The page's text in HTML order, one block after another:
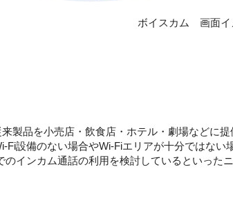
ボイスカム 画面イ
製品を小売店・飲食店・ホテル・劇場などに
Fi設備のない場合やWi-Fiエリアが十分ではな
のインカム通話の利用を検討しているといった